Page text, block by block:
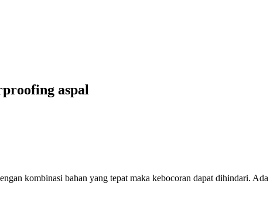
aspal
kombinasi bahan yang tepat maka kebocoran dapat dihindari. Ada